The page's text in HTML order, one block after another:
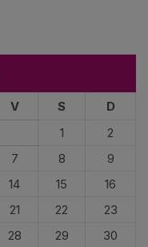
V S
D
1
2
7 8
9
14 15
16
21 22
23
28 29
30